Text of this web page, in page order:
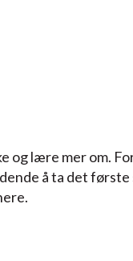
og lære mer om.
å ta det